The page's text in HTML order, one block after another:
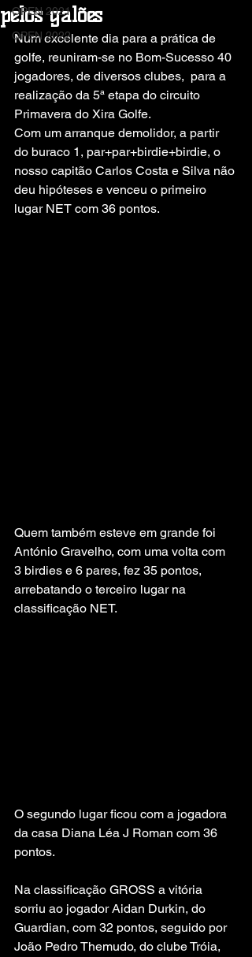
OPEN 2021
OPEN 2022
pelos galões
Num excelente dia para a prática de
golfe, reuniram-se no Bom-Sucesso 40
jogadores, de diversos clubes,  para a
realização da 5ª etapa do circuito
Primavera do Xira Golfe.
Com um arranque demolidor, a partir
do buraco 1, par+par+birdie+birdie, o
nosso capitão Carlos Costa e Silva não
deu hipóteses e venceu o primeiro
lugar NET com 36 pontos.
Quem também esteve em grande foi
António Gravelho, com uma volta com
3 birdies e 6 pares, fez 35 pontos,
arrebatando o terceiro lugar na
classificação NET.
O segundo lugar ficou com a jogadora
da casa Diana Léa J Roman com 36
pontos.
Na classificação GROSS a vitória
sorriu ao jogador Aidan Durkin, do
Guardian, com 32 pontos, seguido por
João Pedro Themudo, do clube Tróia,